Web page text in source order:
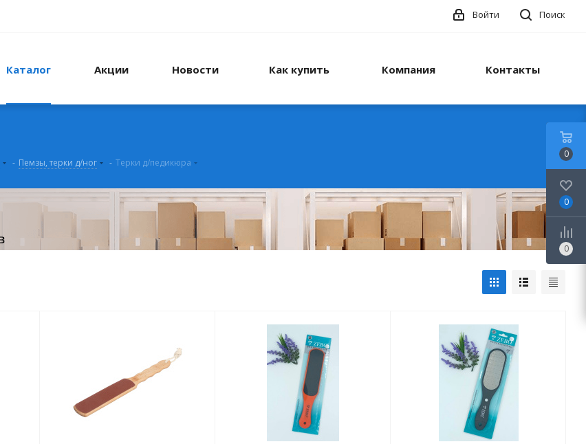
Поиск
Войти
Каталог Акции Новости Как купить Компания Контакты
- Пемзы, терки д/ног - Терки д/педикюра
0
0
0